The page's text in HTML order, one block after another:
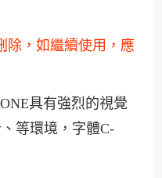
除，如繼續使用，應
具有強烈的視覺
等環境，字體C-